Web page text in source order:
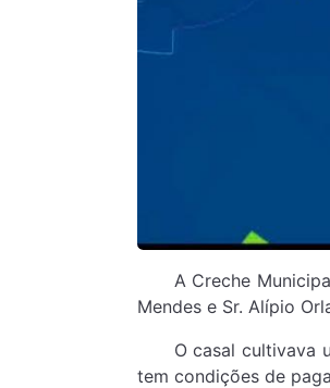
A Creche Municipal
Mendes e Sr. Alípio
O casal cultivava
tem condições de